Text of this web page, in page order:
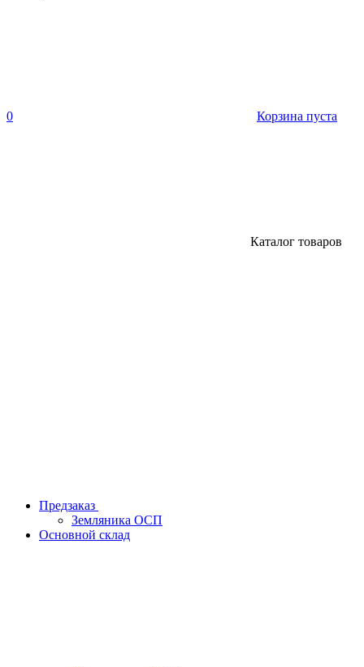
0 Корзина пуста
Каталог товаров
Предзаказ
Земляника ОСП
Основной склад